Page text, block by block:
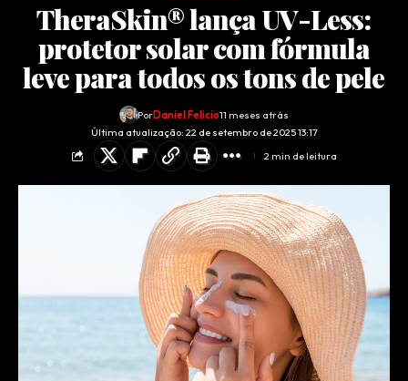
TheraSkin® lança UV-Less:
protetor solar com fórmula
leve para todos os tons de pele
Última atualização: 22 de setembro de 2025 13:17
PorDaniel Felicio11 meses atrás
2 min de leitura